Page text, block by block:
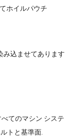
ホイルパウチ
み込ませてあります
てのマシン システ
トと基準面.